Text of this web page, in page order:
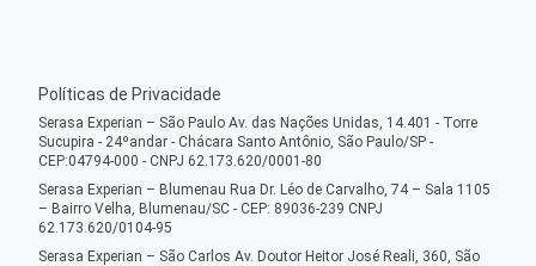
Políticas de Privacidade
Serasa Experian – São Paulo Av. das Nações Unidas, 14.401 - Torre
Sucupira - 24ºandar - Chácara Santo Antônio, São Paulo/SP -
CEP:04794-000 - CNPJ 62.173.620/0001-80
Serasa Experian – Blumenau Rua Dr. Léo de Carvalho, 74 – Sala 1105
– Bairro Velha, Blumenau/SC - CEP: 89036-239 CNPJ
62.173.620/0104-95
Serasa Experian – São Carlos Av. Doutor Heitor José Reali, 360, São